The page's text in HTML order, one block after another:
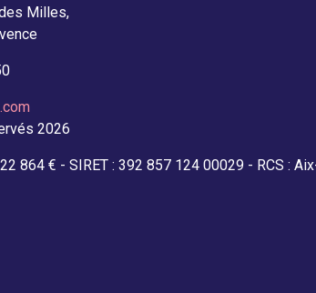
Milles,
2026
864 € - SIRET : 392 857 124 00029 - RCS :